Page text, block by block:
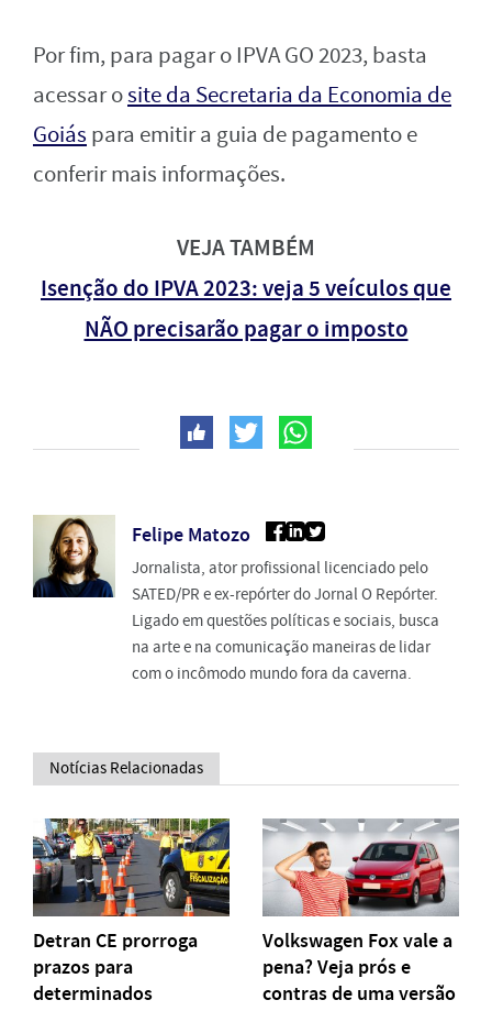
Por fim, para pagar o IPVA GO 2023, basta
acessar osite da Secretaria da Economia de
Goiás para emitir a guia de pagamento e
conferir mais informações.
VEJA TAMBÉM
Isenção do IPVA 2023: veja 5 veículos que
NÃO precisarão pagar o imposto
Felipe Matozo
Jornalista, ator profissional licenciado pelo
SATED/PR e ex-repórter do Jornal O Repórter.
Ligado em questões políticas e sociais, busca
na arte e na comunicação maneiras de lidar
com o incômodo mundo fora da caverna.
Notícias Relacionadas
Detran CE prorroga
prazos para
determinados
Volkswagen Fox vale a
pena? Veja prós e
contras de uma versão